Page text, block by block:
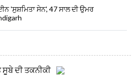
'ਸੁਸ਼ਮਿਤਾ ਸੇਨ', 47 ਸਾਲ ਦੀ ਉਮਰ
ਸੂਬੇ ਦੀ ਤਕਨੀਕੀ